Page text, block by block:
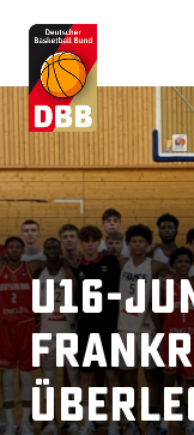
U16-